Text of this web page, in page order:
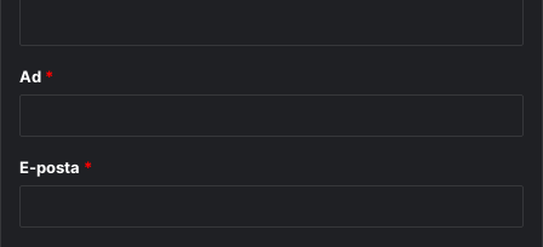
Ad *
E-posta *